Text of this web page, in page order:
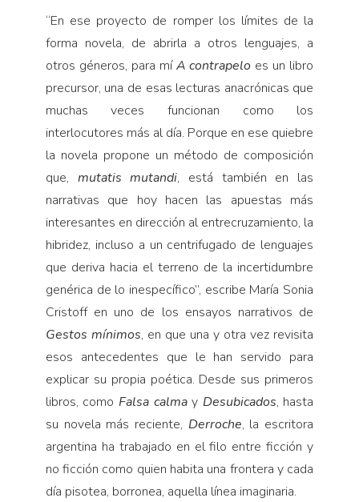
“En ese proyecto de romper los límites de la
forma novela, de abrirla a otros lenguajes, a
otros géneros, para míA contrapelo es un libro
precursor, una de esas lecturas anacrónicas que
muchas veces funcionan como los
interlocutores más al día. Porque en ese quiebre
la novela propone un método de composición
que, mutatis mutandi, está también en las
narrativas que hoy hacen las apuestas más
interesantes en dirección al entrecruzamiento, la
hibridez, incluso a un centrifugado de lenguajes
que deriva hacia el terreno de la incertidumbre
genérica de lo inespecífico”, escribe María Sonia
Cristoff en uno de los ensayos narrativos de
Gestos mínimos, en que una y otra vez revisita
esos antecedentes que le han servido para
explicar su propia poética. Desde sus primeros
libros, como Falsa calmay Desubicados, hasta
su novela más reciente, Derroche, la escritora
argentina ha trabajado en el filo entre ficción y
no ficción como quien habita una frontera y cada
día pisotea, borronea, aquella línea imaginaria.